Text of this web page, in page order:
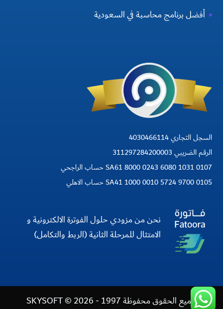
أفضل برنامج محاسبة في السعودية
السجل التجاري 4030466114
الرقم الضريبي 311297284200003
SA61 8000 0243 6080 1031 0107 حساب الراجحي
SA41 1000 0010 5724 9700 0105 حساب الاهلي
نحن من مزودي حلول الفوترة الالكترونية و
الامتثال للمرحلة الثانية (الربط والتكامل)
جميع الحقوق محفوظة 1997 - 2026 © SKYSOFT